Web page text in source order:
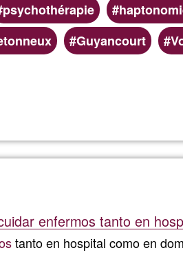
psychothérapie
Guyancourt
enfermos tanto en
tanto en hospital como en